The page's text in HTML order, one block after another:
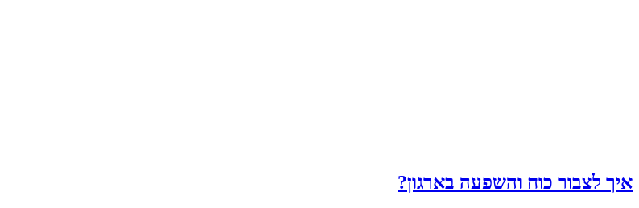
איך לצבור כוח והשפעה בארגון?